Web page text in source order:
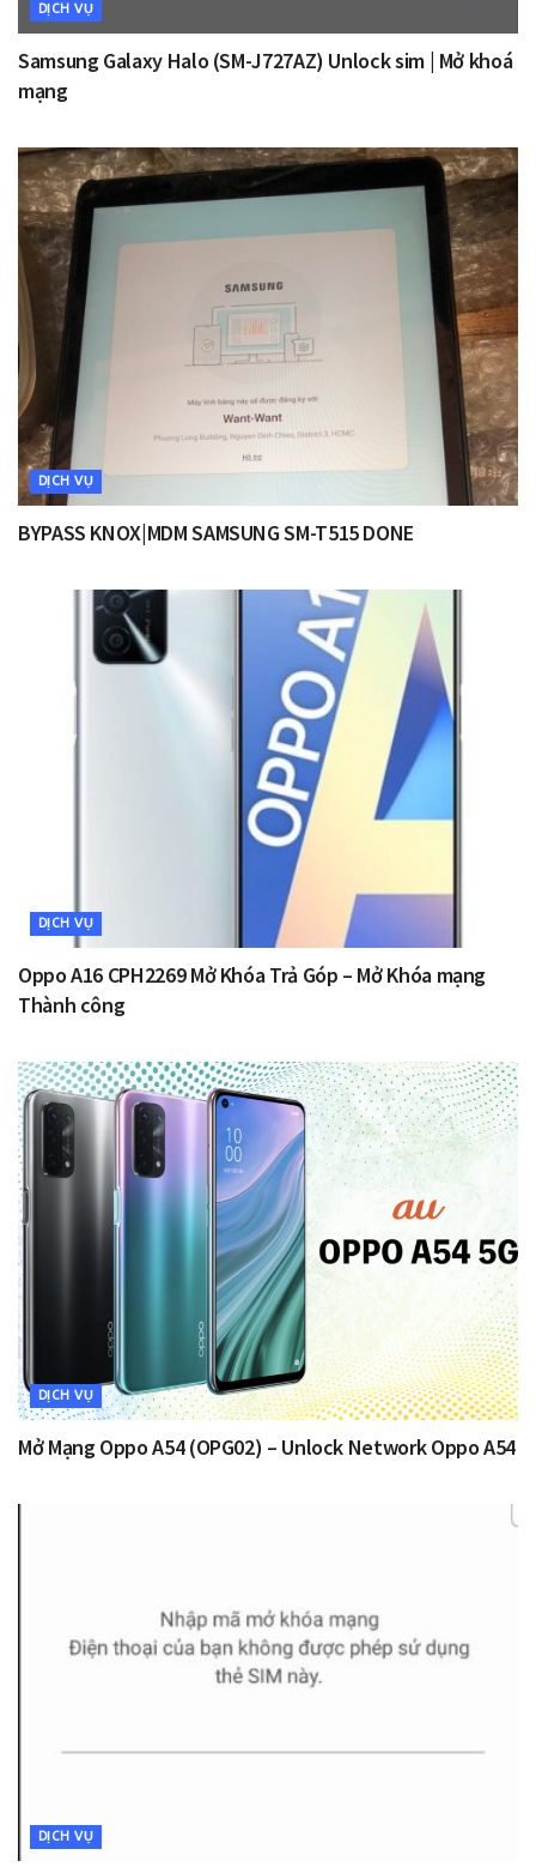
DỊCH VỤ
Samsung Galaxy Halo (SM-J727AZ) Unlock sim | Mở khoá
mạng
DỊCH VỤ
BYPASS KNOX|MDM SAMSUNG SM-T515 DONE
DỊCH VỤ
Oppo A16 CPH2269 Mở Khóa Trả Góp – Mở Khóa mạng
Thành công
DỊCH VỤ
Mở Mạng Oppo A54 (OPG02) – Unlock Network Oppo A54
DỊCH VỤ